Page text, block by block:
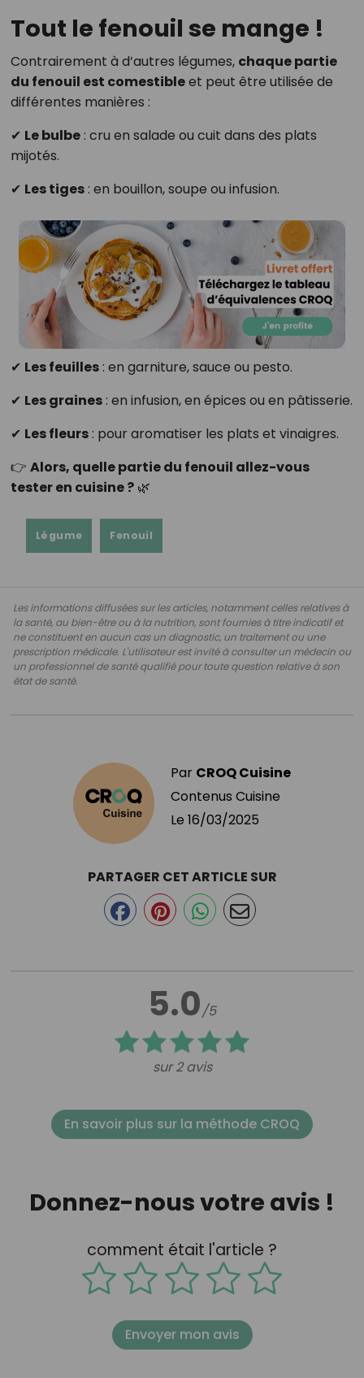
Tout le fenouil se mange !
Contrairement à d’autres légumes, chaque partie
du fenouil est comestibleet peut être utilisée de
différentes manières :
✔ Le bulbe: cru en salade ou cuit dans des plats
mijotés.
✔ Les tiges: en bouillon, soupe ou infusion.
✔ Les feuilles: en garniture, sauce ou pesto.
✔ Les graines: en infusion, en épices ou en pâtisserie.
✔ Les fleurs: pour aromatiser les plats et vinaigres.
👉 Alors, quelle partie du fenouil allez-vous
tester en cuisine ?🌿
Légume Fenouil
Les informations diffusées sur les articles, notamment celles relatives à
la santé, au bien-être ou à la nutrition, sont fournies à titre indicatif et
ne constituent en aucun cas un diagnostic, un traitement ou une
prescription médicale. L'utilisateur est invité à consulter un médecin ou
un professionnel de santé qualifié pour toute question relative à son
état de santé.
Par CROQ Cuisine
Contenus Cuisine
Le 16/03/2025
5.0/5
sur 2 avis
PARTAGER CET ARTICLE SUR
En savoir plus sur la méthode CROQ
Donnez-nous votre avis !
comment était l'article ?
Envoyer mon avis